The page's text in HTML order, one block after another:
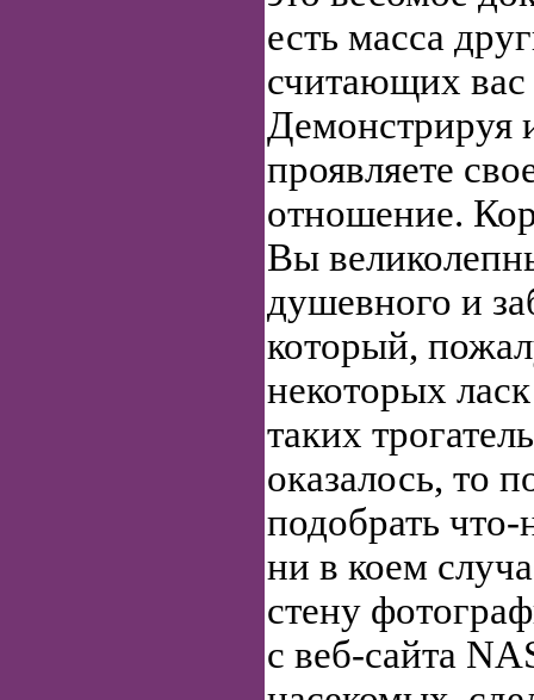
есть масса
считающих
Демонстрируя
проявляете
отношение.
Вы
душевного и
который,
некоторых
таких
оказалось, то
подобрать
ни в коем
стену
с веб-сайта